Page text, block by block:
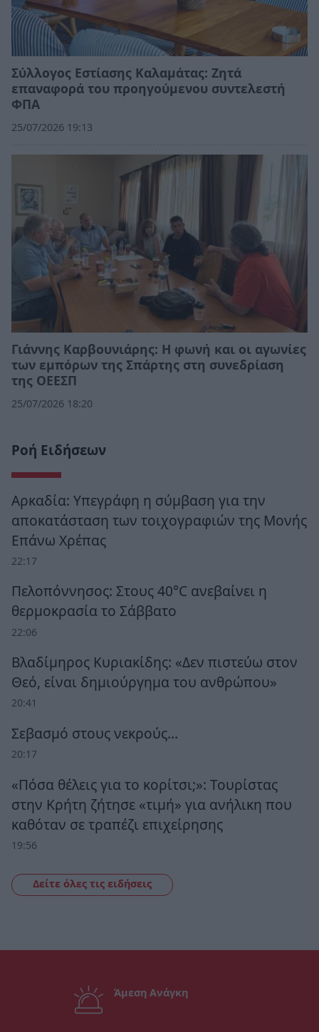
Σύλλογος Εστίασης Καλαμάτας: Ζητά
επαναφορά του προηγούμενου συντελεστή
ΦΠΑ
25/07/2026 19:13
Γιάννης Καρβουνιάρης: Η φωνή και οι αγωνίες
των εμπόρων της Σπάρτης στη συνεδρίαση
της ΟΕΕΣΠ
25/07/2026 18:20
Ροή Ειδήσεων
Αρκαδία: Υπεγράφη η σύμβαση για την
αποκατάσταση των τοιχογραφιών της Μονής
Επάνω Χρέπας
22:17
Πελοπόννησος: Στους 40°C ανεβαίνει η
θερμοκρασία το Σάββατο
22:06
Βλαδίμηρος Κυριακίδης: «Δεν πιστεύω στον
Θεό, είναι δημιούργημα του ανθρώπου»
20:41
Σεβασμό στους νεκρούς…
20:17
«Πόσα θέλεις για το κορίτσι;»: Τουρίστας
στην Κρήτη ζήτησε «τιμή» για ανήλικη που
καθόταν σε τραπέζι επιχείρησης
19:56
Δείτε όλες τις ειδήσεις
Άμεση Ανάγκη